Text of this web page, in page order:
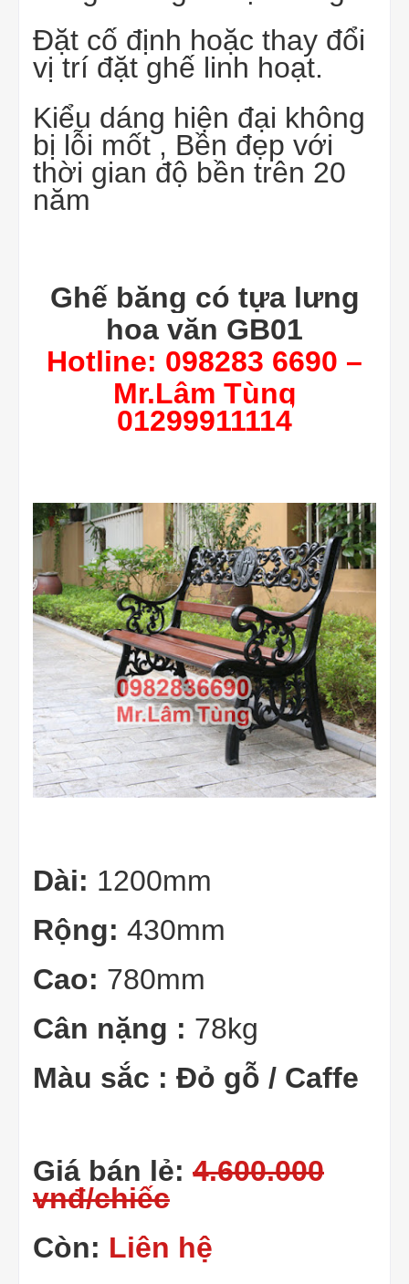
Đặt cố định hoặc thay đổi
vị trí đặt ghế linh hoạt.
Kiểu dáng hiện đại không
bị lỗi mốt , Bền đẹp với
thời gian độ bền trên 20
năm
Ghế băng có tựa lưng
hoa văn GB01
Hotline: 098283 6690 –
Mr.Lâm Tùng
01299911114
Dài: 1200mm
Rộng: 430mm
Cao: 780mm
Cân nặng : 78kg
Màu sắc : Đỏ gỗ / Caffe
Giá bán lẻ: 4.600.000
vnđ/chiếc
Còn: Liên hệ